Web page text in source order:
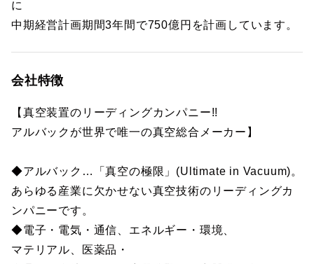
に
中期経営計画期間3年間で750億円を計画しています。
会社特徴
【真空装置のリーディングカンパニー!!
アルバックが世界で唯一の真空総合メーカー】
◆アルバック…「真空の極限」(Ultimate in Vacuum)。
あらゆる産業に欠かせない真空技術のリーディングカ
ンパニーです。
◆電子・電気・通信、エネルギー・環境、
マテリアル、医薬品・